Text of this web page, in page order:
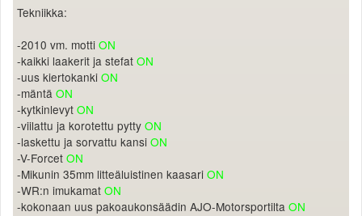
MP13 kuvia
Lisää uusi tapahtuma
UUTISET
SÄÄ
Valitse paikkakunta
Helsingin sää
Tampereen sää
Turun sää
Oulun sää
Kuopion sää
Tekniikka:
-2010 vm. motti ON
-kaikki laakerit ja stefat ON
-uus kiertokanki ON
-mäntä ON
-kytkinlevyt ON
-viilattu ja korotettu pytty ON
-laskettu ja sorvattu kansi ON
-V-Forcet ON
-Mikunin 35mm litteäluistinen kaasari ON
-WR:n imukamat ON
-kokonaan uus pakoaukonsäädin AJO-Motorsportilta ON